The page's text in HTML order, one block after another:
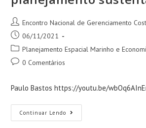
Encontro Nacional de Gerenciamento
06/11/2021
Planejamento Espacial Marinho e
0 Comentários
Paulo Bastos https://youtu.be/
Continuar Lendo